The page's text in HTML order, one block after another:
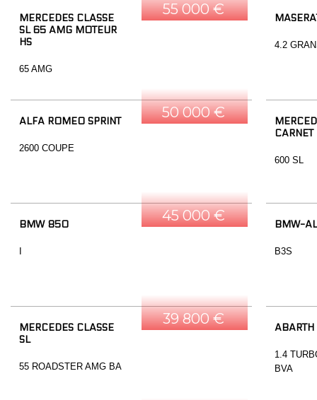
55 000 €
MERCEDES CLASSE
SL 65 AMG MOTEUR
HS
65 AMG
4.2
50 000 €
ALFA ROMEO SPRINT
2600 COUPE
CARNET
600 SL
45 000 €
BMW 850 BMW-
B3S
39 800 €
MERCEDES CLASSE
SL
55 ROADSTER AMG BA
1.4
BVA